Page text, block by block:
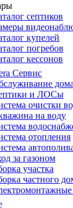
септиков
купелей
погребов
кессонов
Сервис
дома
и ЛОСы
очистки
на воду
отопления
за газоном
участка
частного